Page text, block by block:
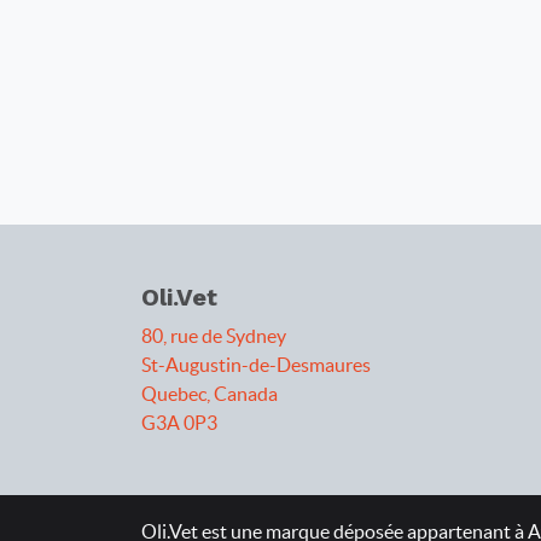
Oli.Vet
80, rue de Sydney
St-Augustin-de-Desmaures
Quebec, Canada
G3A 0P3
Oli.Vet est une marque déposée appartenant à